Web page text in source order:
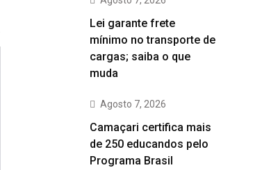
Lei garante frete
mínimo no transporte de
cargas; saiba o que
muda
Agosto 7, 2026
Camaçari certifica mais
de 250 educandos pelo
Programa Brasil